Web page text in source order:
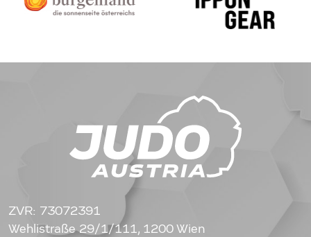
ZVR: 73072391
Wehlistraße 29/1/111, 1200 Wien